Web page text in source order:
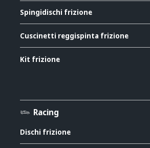
Spingidischi frizione
Cuscinetti reggispinta frizione
Kit frizione
Racing
Dischi frizione